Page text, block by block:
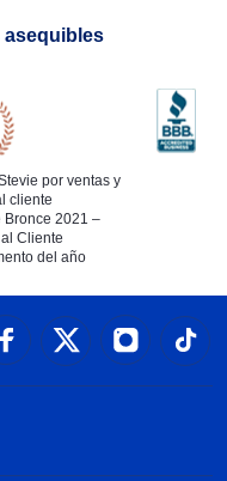
asequibles
por ventas y
cliente
Bronce 2021 –
Cliente
del año